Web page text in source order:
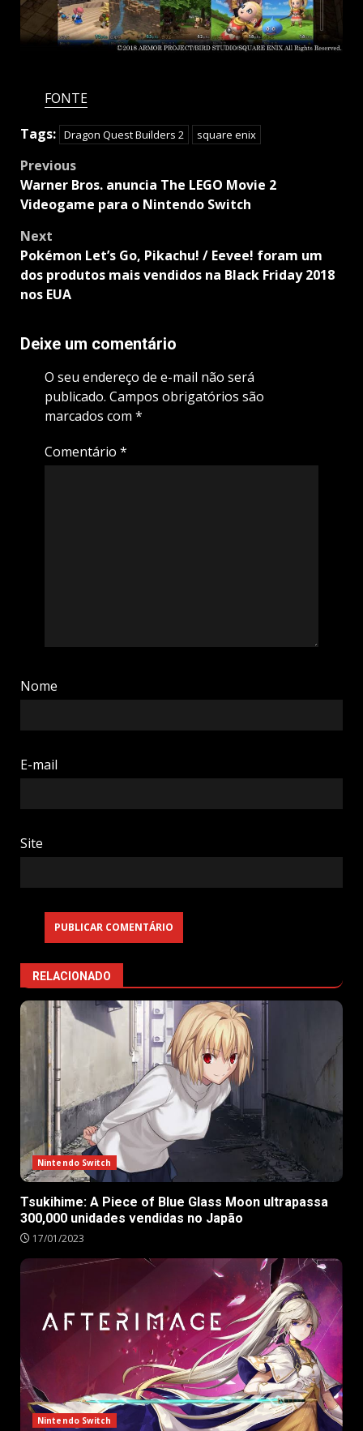
FONTE
Tags: Dragon Quest Builders 2 square enix
Post
navigation
Previous
Warner Bros. anuncia The LEGO Movie 2
Videogame para o Nintendo Switch
Next
Pokémon Let’s Go, Pikachu! / Eevee! foram um
dos produtos mais vendidos na Black Friday 2018
nos EUA
Deixe um comentário
O seu endereço de e-mail não será
publicado. Campos obrigatórios são
marcados com *
Comentário *
Nome
E-mail
Site
RELACIONADO
Nintendo Switch
Tsukihime: A Piece of Blue Glass Moon ultrapassa
300,000 unidades vendidas no Japão
17/01/2023
Nintendo Switch